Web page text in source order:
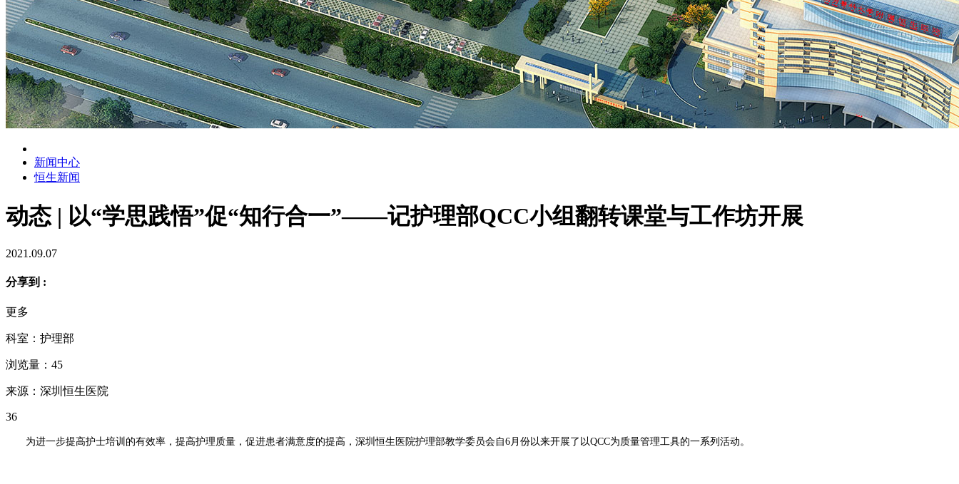
新闻中心
恒生新闻
动态 | 以“学思践悟”促“知行合一”——记护理部QCC小组翻转课堂与工作坊开展
2021.09.07
分享到 :
更多
科室：护理部
浏览量：45
来源：深圳恒生医院
36
为进一步提高护士培训的有效率，提高护理质量，促进患者满意度的提高，深圳恒生医院护理部教学委员会自6月份以来开展了以QCC为质量管理工具的一系列活动。